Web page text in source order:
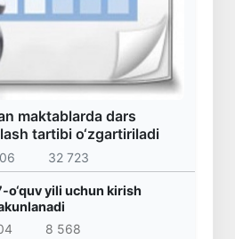
maktablarda dars
tartibi o‘zgartiriladi
32 723
yili uchun kirish
8 568